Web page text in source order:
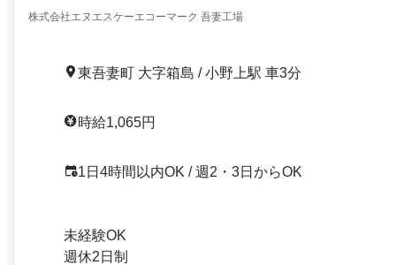
株式会社エヌエスケーエコーマーク 吾妻工場
東吾妻町 大字箱島 / 小野上駅 車3分
時給1,065円
1日4時間以内OK / 週2・3日からOK
未経験OK
週休2日制